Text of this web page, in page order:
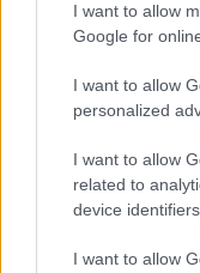
I want to allow
Google for
I want to allow
personalized
I want to allow
related to
device
I want to allow
a